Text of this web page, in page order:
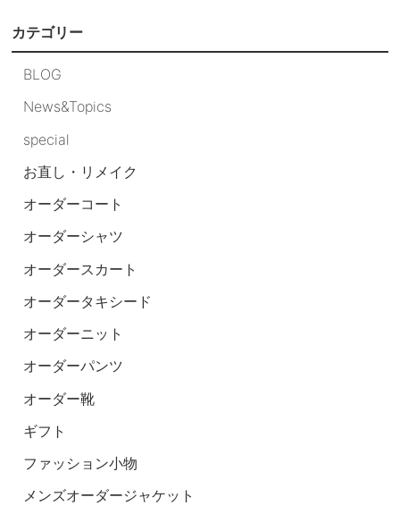
カテゴリー
BLOG
News&Topics
special
お直し・リメイク
オーダーコート
オーダーシャツ
オーダースカート
オーダータキシード
オーダーニット
オーダーパンツ
オーダー靴
ギフト
ファッション小物
メンズオーダージャケット